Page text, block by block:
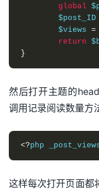
global
	$post_ID
	$views
=
return
}
然后打开主题的
调用记录阅读数量方
<?php
这样每次打开页面都